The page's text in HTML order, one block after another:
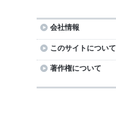
会社情報
このサイトについて
著作権について